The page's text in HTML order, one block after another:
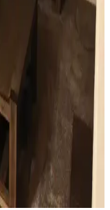
ve mobilya
kişisel ve
Denge ve
ve dekorasyon
alan görsel olarak